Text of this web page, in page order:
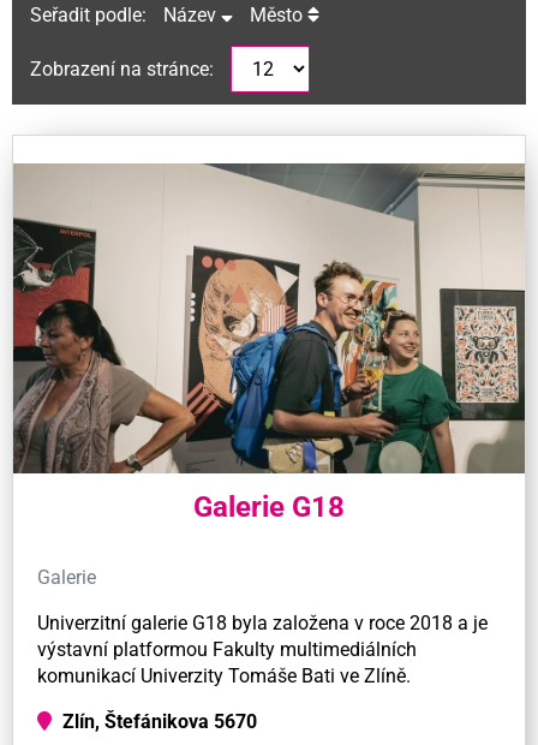
Seřadit podle: Název Město
Zobrazení na stránce:
Galerie G18
Galerie
Univerzitní galerie G18 byla založena v roce 2018 a je
výstavní platformou Fakulty multimediálních
komunikací Univerzity Tomáše Bati ve Zlíně.
Zlín, Štefánikova 5670